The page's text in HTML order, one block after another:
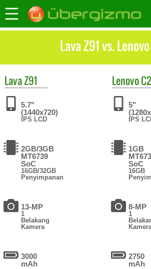
Lava Z91 vs.
LavaZ91
5.7"
(1440x720)
IPS LCD
2GB/3GB
MT6739
SoC
16GB/32GB
Penyimpanan
13-MP
1
Belakang
Kamera
3000
mAh
LenovoC2
5"
IPS
1GB
SoC
16GB
8-MP
1
2750
mAh